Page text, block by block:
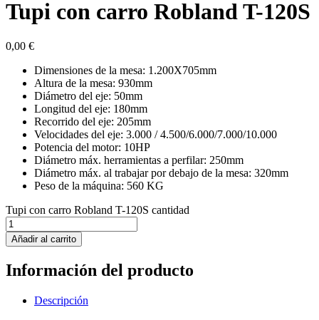
Tupi con carro Robland T-120S
0,00 €
Dimensiones de la mesa: 1.200X705mm
Altura de la mesa: 930mm
Diámetro del eje: 50mm
Longitud del eje: 180mm
Recorrido del eje: 205mm
Velocidades del eje: 3.000 / 4.500/6.000/7.000/10.000
Potencia del motor: 10HP
Diámetro máx. herramientas a perfilar: 250mm
Diámetro máx. al trabajar por debajo de la mesa: 320mm
Peso de la máquina: 560 KG
Tupi con carro Robland T-120S cantidad
Añadir al carrito
Información del producto
Descripción